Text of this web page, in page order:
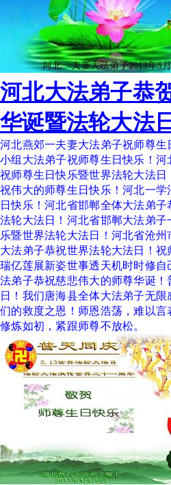
河北大法弟子恭
华诞暨法轮大法
河北燕郊一夫妻大法弟子祝师尊
小组大法弟子祝师尊生日快乐！
祝师尊生日快乐暨世界法轮大法
祝伟大的师尊生日快乐！河北一
日快乐！河北省邯郸全体大法弟
法轮大法日！河北省邯郸大法弟
乐暨世界法轮大法日！河北省沧
大法弟子恭祝世界法轮大法日！
瑞亿莲展新姿世事透天机时时修
法弟子恭祝慈悲伟大的师尊华诞
日！我们唐海县全体大法弟子无
们的救度之恩！师恩浩荡，难以言
修炼如初，紧跟师尊不放松。